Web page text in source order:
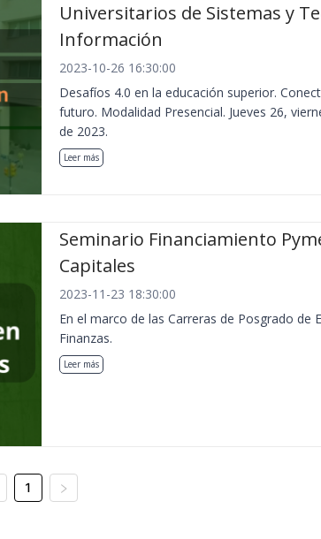
Universitarios de Sistemas y
Información
2023-10-26 16:30:00
Desafíos 4.0 en la educación superior.
futuro. Modalidad Presencial. Jueves 26,
de 2023.
Leer más
Seminario Financiamiento
Capitales
2023-11-23 18:30:00
En el marco de las Carreras de Posgrado de
Finanzas.
Leer más
1